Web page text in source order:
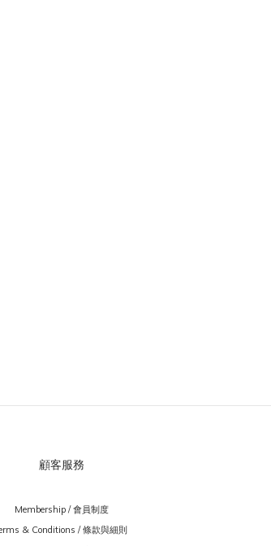
顧客服務
Membership / 會員制度
& Conditions / 條款與細則